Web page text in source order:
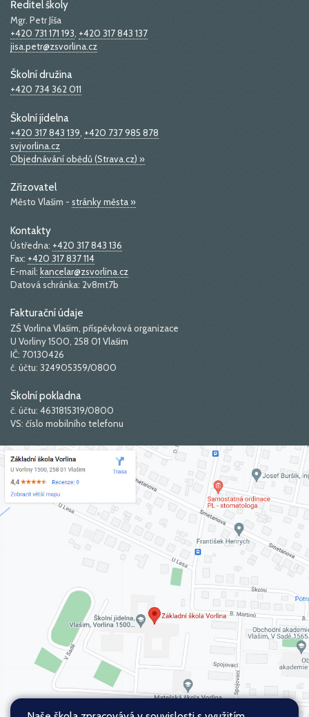
Ředitel školy
Mgr. Petr Jíša
+420 731 171 193 +420 317 843 137
jisa.petr@zsvorlina.cz
Školní družina
+420 734 362 011
Školní jídelna
+420 317 843 139 +420 737 985 878
svjvorlina.cz
Objednávání obědů (Strava.cz) »
Zřizovatel
Město Vlašim - stránky města »
Kontakty
Ústředna: +420 317 843 136
Fax: +420 317 837 114
E-mail: kancelar@zsvorlina.cz
Datová schránka: 2v8mt7b
Fakturační údaje
ZŠ Vorlina Vlašim, příspěvková organizace
U Vorliny 1500, 258 01 Vlašim
IČ: 70130426
č. účtu: 324905359/0800
Školní pokladna
č. účtu: 4631815319/0800
VS: číslo mobilního telefonu